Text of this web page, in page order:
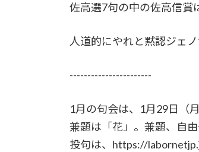
佐高選7句の中の佐高信賞
人道的にやれと黙認
-----------------------
1月の句会は、1月29日（
兼題は「花」。兼題、自
投句は、https://